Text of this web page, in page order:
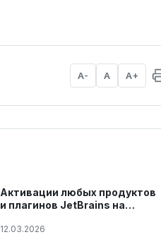
A- A A+
Активации любых продуктов
и плагинов JetBrains на
году
12.03.2026